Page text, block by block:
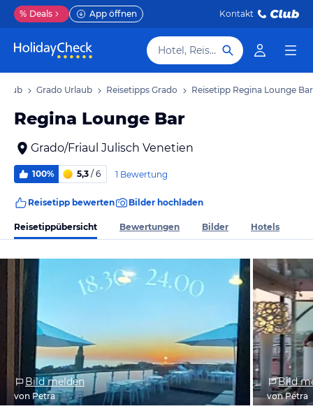
% Deals App öffnen Kontakt
Hotel, Reiseziel
Grado Urlaub Reisetipps Grado Reisetipp Regina Lounge Bar
Regina Lounge Bar
Grado/Friaul Julisch Venetien
100% 5,3 / 6 1 Bewertung
Reisetipp bewerten Bilder hochladen
Reisetippübersicht Bewertungen Bilder Hotels
Bild melden
von Petra
Bild
von Petra